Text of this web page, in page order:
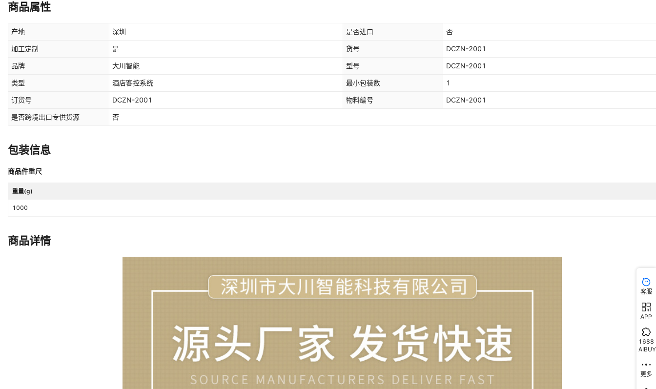
商品属性
产地 深圳 是否进口 否
加工定制 是 货号 DCZN-2001
品牌 大川智能 型号 DCZN-2001
类型 酒店客控系统 最小包装数 1
订货号 DCZN-2001 物料编号 DCZN-2001
是否跨境出口专供货源 否
包装信息
商品件重尺
重量(g)
1000
商品详情
客服
APP
1688
AIBUY
更多